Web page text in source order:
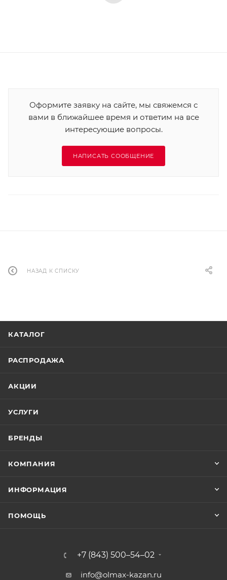
Оформите заявку на сайте, мы свяжемся с
вами в ближайшее время и ответим на все
интересующие вопросы.
НАПИСАТЬ СООБЩЕНИЕ
НАЗАД К СПИСКУ
КАТАЛОГ
РАСПРОДАЖА
АКЦИИ
УСЛУГИ
БРЕНДЫ
КОМПАНИЯ
ИНФОРМАЦИЯ
ПОМОЩЬ
+7 (843) 500–54–02
info@olmax-kazan.ru